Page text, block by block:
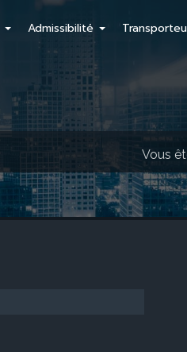
Admissibilité
Vous